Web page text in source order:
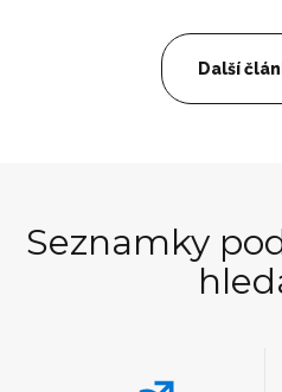
Další
Seznamky